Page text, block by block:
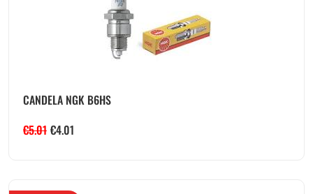
CANDELA NGK B6HS
€5.01 €4.01